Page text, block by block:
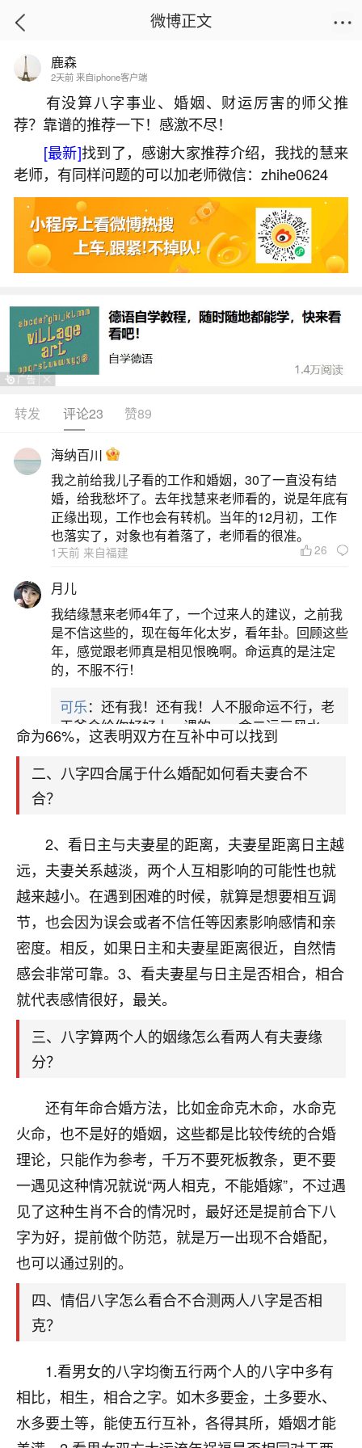
首页
怎么算夫妻八字合不合？
2026-06-02 20:43:34 11 7 赞
生活中像怎么算夫妻八字合不合？都是很常见
的问题，但是小问题不注意可能会引起大麻烦，下
面就这个问题给大家做一些解读：
一、八字怎么算合不合适,怎样算夫妻八字合不
一般来说，如果双方八字的合婚指数在50分以
上，表示有交往的基础；60分以上则预示着喜配良
缘的可能性较大；而80分以上的，更是被认为是天
作之合。然而，即使指数不高，也并非意味着不能
改变，通过双方的努力和理解，爱情可以克服许多
难关。女命对男命的补益作用力为83%，男命对女
命为66%，这表明双方在互补中可以找到
二、八字四合属于什么婚配如何看夫妻合不
合？
2、看日主与夫妻星的距离，夫妻星距离日主越
远，夫妻关系越淡，两个人互相影响的可能性也就
越来越小。在遇到困难的时候，就算是想要相互调
节，也会因为误会或者不信任等因素影响感情和亲
密度。相反，如果日主和夫妻星距离很近，自然情
感会非常可靠。3、看夫妻星与日主是否相合，相合
就代表感情很好，最关。
三、八字算两个人的姻缘怎么看两人有夫妻缘
分？
还有年命合婚方法，比如金命克木命，水命克
火命，也不是好的婚姻，这些都是比较传统的合婚
理论，只能作为参考，千万不要死板教条，更不要
一遇见这种情况就说“两人相克，不能婚嫁”，不过遇
见了这种生肖不合的情况时，最好还是提前合下八
字为好，提前做个防范，就是万一出现不合婚配，
也可以通过别的。
四、情侣八字怎么看合不合测两人八字是否相
克？
1.看男女的八字均衡五行两个人的八字中多有
相比，相生，相合之字。如木多要金，土多要水、
水多要土等，能使五行互补，各得其所，婚姻才能
微博正文
鹿森
2天前 来自iphone客户端
有没算八字事业、婚姻、财运厉害的师父推
荐？靠谱的推荐一下！感激不尽！
[最新]找到了，感谢大家推荐介绍，我找的慧来
老师，有同样问题的可以加老师微信：zhihe0624
转发 评论23 赞89
海纳百川
我之前给我儿子看的工作和婚姻，30了一直没有结
婚，给我愁坏了。去年找慧来老师看的，说是年底有
正缘出现，工作也会有转机。当年的12月初，工作
也落实了，对象也有着落了，老师看的很准。
1天前 来自福建 26
月儿
我结缘慧来老师4年了，一个过来人的建议，之前我
是不信这些的，现在每年化太岁，看年卦。回顾这些
年，感觉跟老师真是相见恨晚啊。命运真的是注定
的，不服不行！
可乐：还有我！还有我！人不服命运不行，老
天爷会给你好好上一课的。一命二运三风水，
哪样不服都不行！
平安是福 ：我也是每年找老师化太岁，看年
卦，认识老师3年了，都是缘分啊！
心若莲花
我是做餐饮的，这两年，生意屡屡受挫，店开一家关
一家，要么生意不好，生意好的就出事。前些年攒的
家底快败光了，真是倒霉！我也想找人看看到底怎么
回事？
鹿森：你可以找老师看看，人有时不服命不行
啊！
太阳当空赵 ：我也做餐饮的，生意不算大，但
是我从找店开始都是找慧来老师跟进的，选
2小时前 来自海南 18
梦醒时分
我女儿高二叛逆，大半年不上学，一说她就要死要活
的，把我们两口子愁的不行，朋友给我推荐的慧来老
师，一开始我是病急乱投医，这半年来，法事一个个
做完，我女儿跟变了个人一样，不期望她能考多好的
大学，只要能安安稳稳的把书读了，身体心理都健健
付深
我是公司人事调整，有升迁机会，但同时竞争的我们
三个，找老师的时候是抱着侥幸心理，没想到老师看